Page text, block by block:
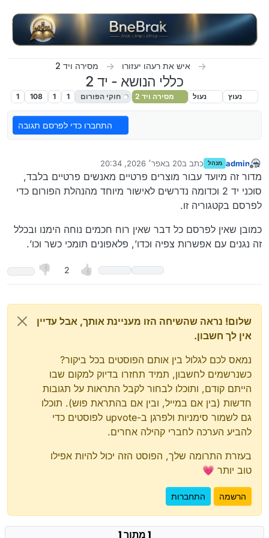
איש את רעהו יעזורו מסירה ויד 2
כללי הנושא - יד 2
נעוץ נעול מסירה ויד 2 חוקי הפורום 1
1
108
1
התחברו כדי לפרסם תגובה
מנותק
admin מנהל כתב ב20 באפר׳ 2026, 20:34
נערך לאחרונה על ידי
מדור זה מיועד עבור מוצרים פרטיים מאנשים פרטיים בלבד,
סוכני יד 2 וכדומה נדרשים לאישור מיוחד מהנהלת הפורום כדי
לפרסם בקטגוריה זו.
כמובן שאין לפרסם כל דבר שאין רוח חכמים נוחה הימנו ובכלל
זה נגנים עם אפשרות צפיה וכדו’, פלאפונים תומכי כשר וכו’.
2
שלום! נראה שהשיחה הזו מעניינת אותך, אבל עדיין
אין לך חשבון.
נמאס לכם לגלול בין אותם הפוסטים בכל ביקור?
כשנרשמים לחשבון, תמיד תחזרו בדיוק למקום שבו
הייתם קודם, ותוכלו לבחור לקבל התראות על תגובות
חדשות (בין אם במייל, ובין אם בהתראת פוש). תוכלו
גם לשמור סימניות ולפרגן ב-upvote לפוסטים כדי
להביע הערכה לחברי קהילה אחרים.
בעזרת התרומה שלך, הפוסט הזה יכול להיות אפילו
טוב יותר 💗
הרשמה התחברות
1 מתוך 1